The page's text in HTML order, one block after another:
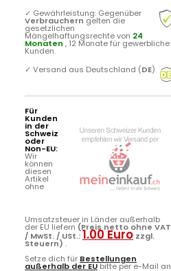
✓ Gewährleistung: Gegenüber
Verbrauchern gelten die
gesetzlichen
Mängelhaftungsrechte von 24
Monaten , 12 Monate für gewerbliche
Kunden.
✓ Versand aus Deutschland (DE)
Für
Kunden
in der
Schweiz
oder
Non-EU:
Wir
können
diesen
Artikel
ohne
Umsatzsteuer in Länder außerhalb
der EU liefern (Preis netto ohne VAT
/ MwSt. / USt.:1.00 Euro zzgl.
Steuern) .
Setze dich für Bestellungen
außerhalb der EUbitte per e-Mail an